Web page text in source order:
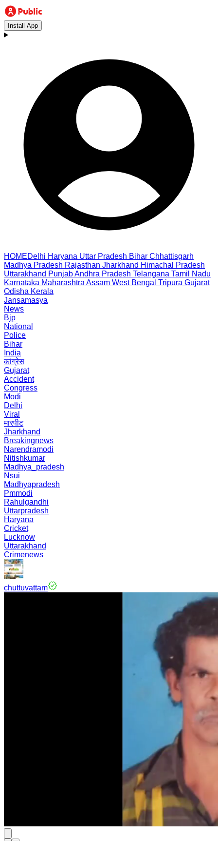
Install App
HOMEDelhi Haryana Uttar Pradesh Bihar Chhattisgarh
Madhya Pradesh Rajasthan Jharkhand Himachal Pradesh
Uttarakhand PunjabAndhra Pradesh Telangana Tamil Nadu
Karnataka Maharashtra Assam West Bengal Tripura Gujarat
Odisha Kerala
Jansamasya
News
Bjp
National
Police
Bihar
India
कांग्रेस
Gujarat
Accident
Congress
Modi
Delhi
Viral
मारपीट
Jharkhand
Breakingnews
Narendramodi
Nitishkumar
Madhya_pradesh
Nsui
Madhyapradesh
Pmmodi
Rahulgandhi
Uttarpradesh
Haryana
Cricket
Lucknow
Uttarakhand
Crimenews
chuttuvattam